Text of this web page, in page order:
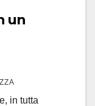
un
in tutta